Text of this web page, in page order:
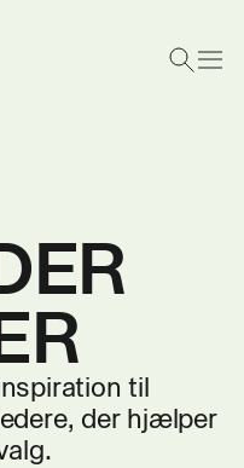
til
der hjælper